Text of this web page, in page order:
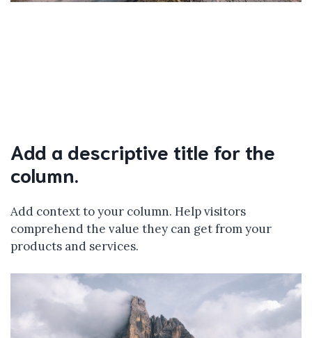
Add a descriptive title for the
column.
Add context to your column. Help visitors
comprehend the value they can get from your
products and services.